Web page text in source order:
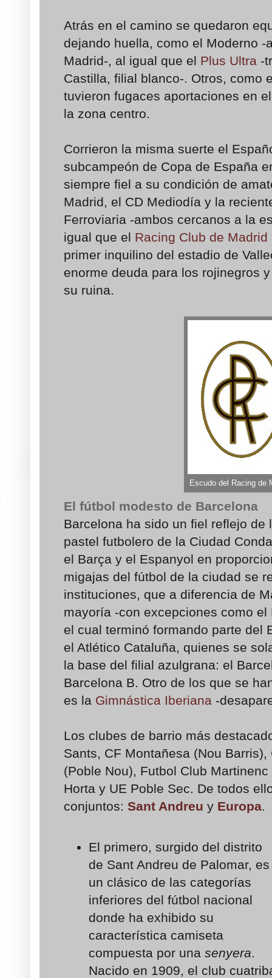
Atrás en el camino se quedaron
dejando huella, como el Moderno -
Madrid-, al igual que el Plus Ultra -
Castilla, filial blanco-. Otros, como
tuvieron fugaces aportaciones en
la zona centro.
Corrieron la misma suerte el
subcampeón de Copa de España
siempre fiel a su condición de
Madrid, el CD Mediodía y la
Ferroviaria -ambos cercanos a la
igual que el Racing Club de Madrid
primer inquilino del estadio de
enorme deuda para los rojinegros
su ruina.
Escudo del Racing de
El fútbol modesto de Barcelona
Barcelona ha sido un fiel reflejo de
pastel futbolero de la Ciudad
el Barça y el Espanyol en
migajas del fútbol de la ciudad se
instituciones, que a diferencia de
mayoría -con excepciones como
el cual terminó formando parte del
el Atlético Cataluña, quienes se
la base del filial azulgrana: el
Barcelona B. Otro de los que se
es la Gimnástica Iberiana -
Los clubes de barrio más
Sants, CF Montañesa (Nou
(Poble Nou), Futbol Club
Horta y UE Poble Sec. De todos
conjuntos: Sant Andreu y Europa.
El primero, surgido del distrito
de Sant Andreu de Palomar, es
un clásico de las categorías
inferiores del fútbol nacional
donde ha exhibido su
característica camiseta
compuesta por unasenyera.
Nacido en 1909, el club